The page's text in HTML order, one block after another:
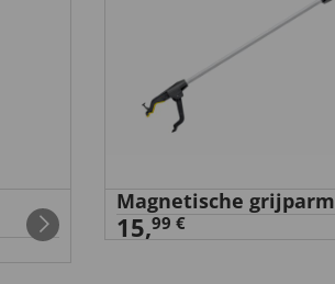
Magnetische grijparm
15,99 €